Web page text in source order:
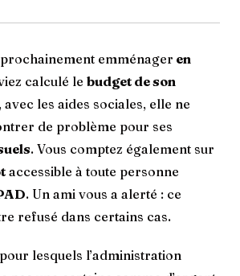
emménager en
calculé le budget de son
avec les aides sociales, elle ne
de problème pour ses
. Vous comptez également sur
accessible à toute personne
. Un ami vous a alerté : ce
refusé dans certains cas.
lesquels l’administration